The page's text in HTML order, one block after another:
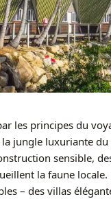
les principes du
jungle luxuriante
sensible,
la faune locale.
– des villas